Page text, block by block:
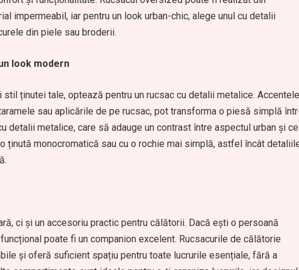
impermeabil, iar pentru un look urban-chic, alege unul cu detalii
din piele sau broderii.
look modern
ținutei tale, optează pentru un rucsac cu detalii metalice. Accentele
sau aplicările de pe rucsac, pot transforma o piesă simplă
detalii metalice, care să adauge un contrast între aspectul urban și
ținută monocromatică sau cu o rochie mai simplă, astfel încât
ci și un accesoriu practic pentru călătorii. Dacă ești o persoană
poate fi un companion excelent. Rucsacurile de călătorie
și oferă suficient spațiu pentru toate lucrurile esențiale, fără a